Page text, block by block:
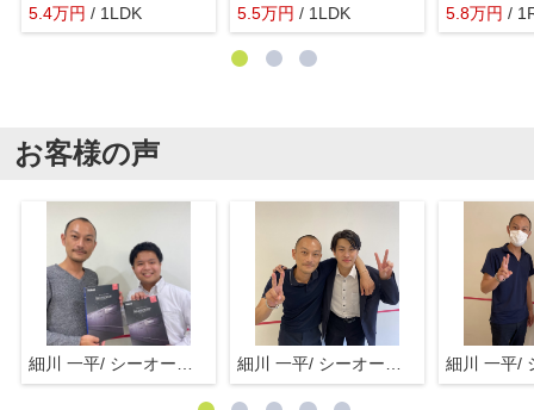
5.4万円 / 1LDK 5.5万円 / 1LDK 5.8万円 /
お客様の声